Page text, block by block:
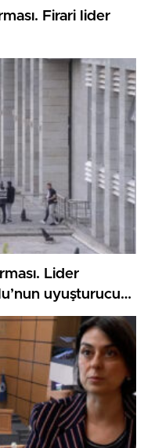
Firari lider
Lider
uyuşturucu